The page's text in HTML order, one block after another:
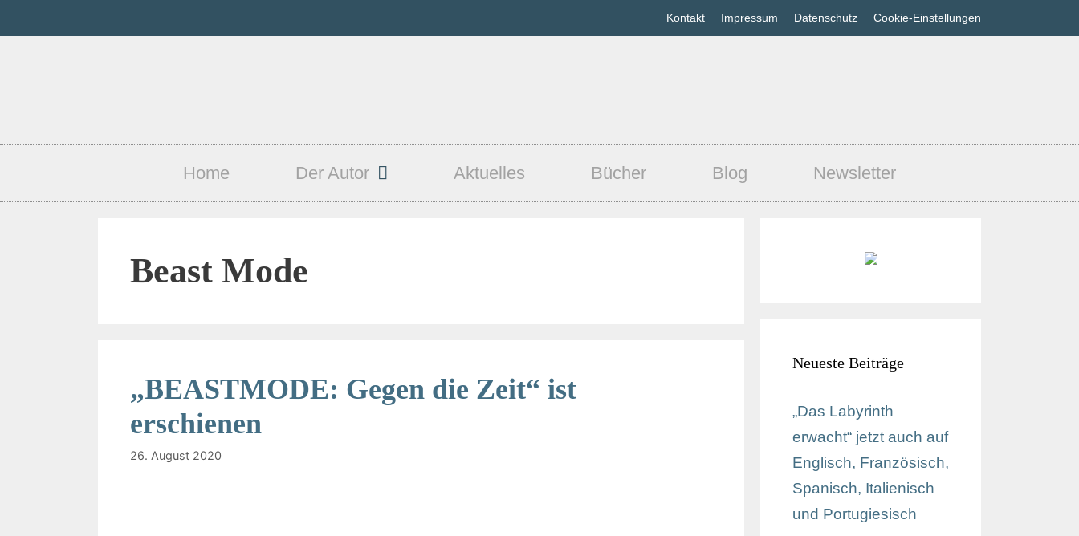
Kontakt Impressum Datenschutz Cookie-Einstellungen
Home Der Autor Aktuelles Bücher Blog Newsletter
Beast Mode
„BEASTMODE: Gegen die Zeit“ ist
erschienen
26. August 2020
Neueste Beiträge
„Das Labyrinth
erwacht“ jetzt auch auf
Englisch, Französisch,
Spanisch, Italienisch
und Portugiesisch